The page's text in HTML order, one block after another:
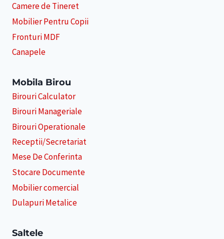
Camere de Tineret
Mobilier Pentru Copii
Fronturi MDF
Canapele
Mobila Birou
Birouri Calculator
Birouri Manageriale
Birouri Operationale
Receptii/Secretariat
Mese De Conferinta
Stocare Documente
Mobilier comercial
Dulapuri Metalice
Saltele